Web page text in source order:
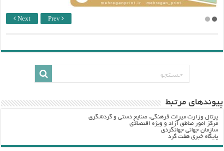
Next Prev
پيوندهاي مرتبط
پرتال وزارت ميراث فرهنگي، صنایع دستی و گردشگري
مرکز امور مناطق آزاد و ویژه اقتصادی
سازمان جهانی جهانگردی
پایگاه خبری هفت گرد